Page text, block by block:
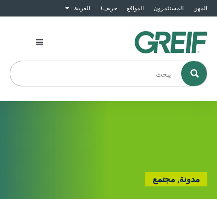
المهن المستثمرون المواقع جريف+ العربية
مدونة, مجتمع